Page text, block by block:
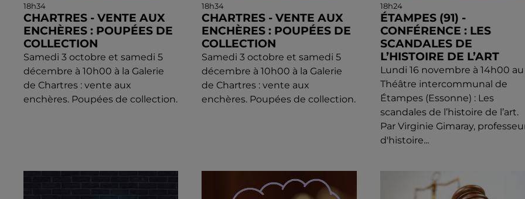
18h34
CHARTRES - VENTE AUX
ENCHÈRES : POUPÉES DE
COLLECTION
Samedi 3 octobre et samedi 5
décembre à 10h00 à la Galerie
de Chartres : vente aux
enchères. Poupées de collection.
18h34
CHARTRES - VENTE AUX
ENCHÈRES : POUPÉES DE
COLLECTION
Samedi 3 octobre et samedi 5
décembre à 10h00 à la Galerie
de Chartres : vente aux
enchères. Poupées de collection.
18h24
ÉTAMPES (91) -
CONFÉRENCE : LES
SCANDALES DE
L’HISTOIRE DE L’ART
Lundi 16 novembre à 14h00 au
Théâtre intercommunal de
Étampes (Essonne) : Les
scandales de l’histoire de l’art.
Par Virginie Gimaray,
d'histoire...